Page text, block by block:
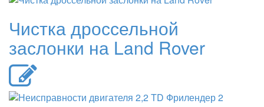
Чистка дроссельной
заслонки на Land Rover